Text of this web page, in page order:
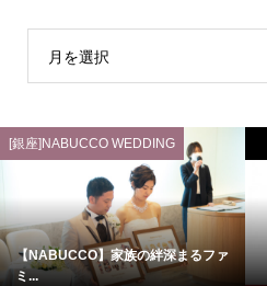
月を選択
[銀座]NABUCCO WEDDING
【NABUCCO】家族の絆深まるファ
ミ...